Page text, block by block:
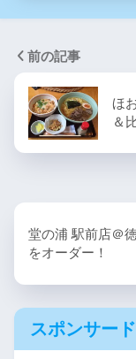
前の記事
ほ
＆
堂の浦 駅前店＠
をオーダー！
スポンサー